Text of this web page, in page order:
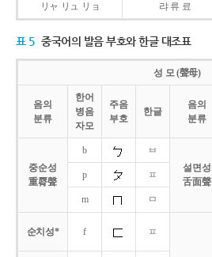
リャ リュ リョ 랴 류 료
표 5 중국어의 발음 부호와 한글 대조표
성 모 (聲母)
음의
분류
한어
병음
자모
주음
부호
한글
음의
분류
중순성
重脣聲
b
ㅂ
설면성
舌面聲
p ㅍ
m ㅁ
순치성* f ㅍ